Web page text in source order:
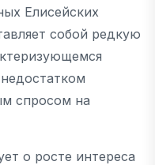
Елисейских
собой редкую
спросом на
о росте интереса